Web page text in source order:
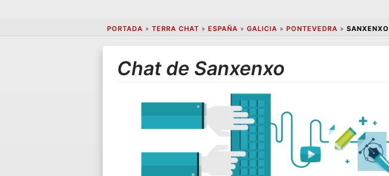
PORTADA » TERRA CHAT » ESPAÑA » GALICIA » PONTEVEDRA » SANXENXO
Chat de Sanxenxo